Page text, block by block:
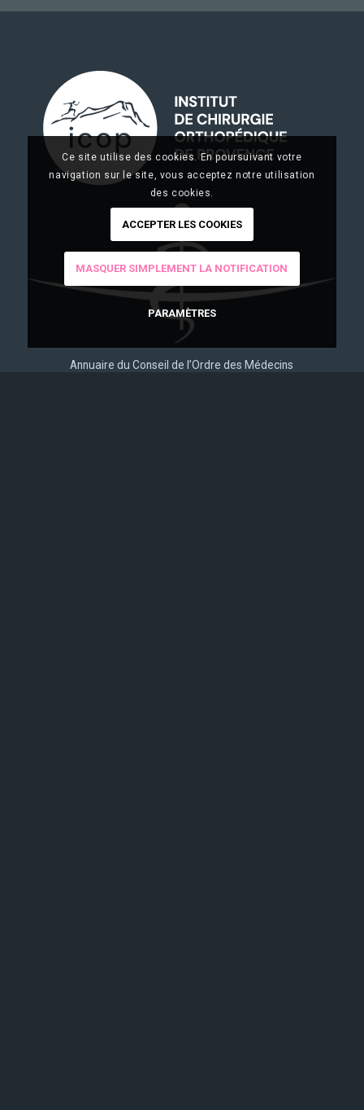
Annuaire du Conseil de l’Ordre des Médecins
Ce site utilise des cookies. En poursuivant votre
navigation sur le site, vous acceptez notre utilisation
des cookies.
ACCEPTER LES COOKIES
MASQUER SIMPLEMENT LA NOTIFICATION
PARAMÈTRES